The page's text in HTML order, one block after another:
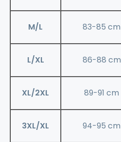
M/L 83-85 cm
L/XL 86-88 cm
XL/2XL 89-91 cm
3XL/XL 94-95 cm